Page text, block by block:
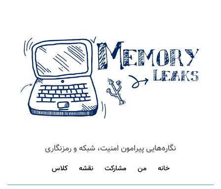
نگاره‌هایی پیرامون امنیت، شبکه و رمزنگاری
خانه من مشارکت نقشه کلاس